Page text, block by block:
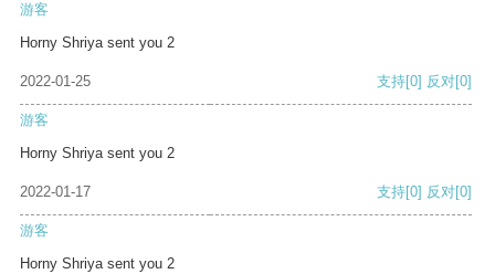
游客
Horny Shriya sent you 2
2022-01-25 支持[0] 反对[0]
游客
Horny Shriya sent you 2
2022-01-17 支持[0] 反对[0]
游客
Horny Shriya sent you 2